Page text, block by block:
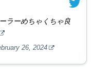
ラーめちゃくちゃ良
26, 2024